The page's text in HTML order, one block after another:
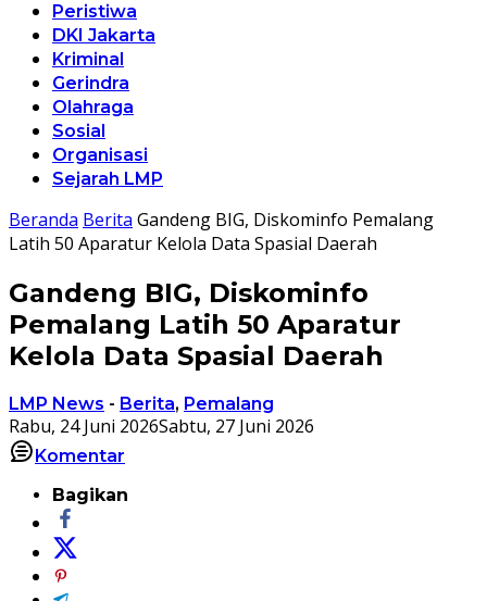
Peristiwa
DKI Jakarta
Kriminal
Gerindra
Olahraga
Sosial
Organisasi
Sejarah LMP
Beranda Berita Gandeng BIG, Diskominfo Pemalang
Latih 50 Aparatur Kelola Data Spasial Daerah
Gandeng BIG, Diskominfo
Pemalang Latih 50 Aparatur
Kelola Data Spasial Daerah
LMP News - Berita, Pemalang
Rabu, 24 Juni 2026Sabtu, 27 Juni 2026
Komentar
Bagikan